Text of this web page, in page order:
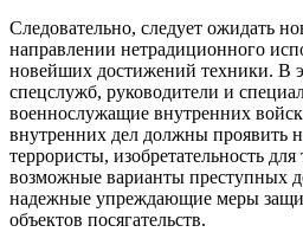
Следовательно, следует ожидать
направлении нетрадиционного
новейших достижений техники. В
спецслужб, руководители и
военнослужащие внутренних
внутренних дел должны проявить
террористы, изобретательность
возможные варианты преступных
надежные упреждающие меры
объектов посягательств.